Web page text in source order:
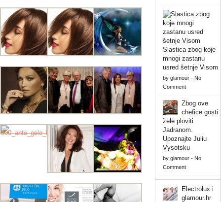
Slastica zbog koje
mnogi zastanu
usred šetnje Visom
by glamour- No
Comment
Zbog ove
chefice gosti
žele ploviti
Jadranom.
Upoznajte Juliu
Vysotsku
by glamour- No
Comment
Electrolux i
glamour.hr